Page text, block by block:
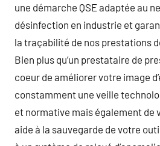
une démarche QSE adaptée au
désinfection en industrie et
la traçabilité de nos prestations
Bien plus qu’un prestataire de
coeur de améliorer votre image
constamment une veille
et normative mais également de
aide à la sauvegarde de votre